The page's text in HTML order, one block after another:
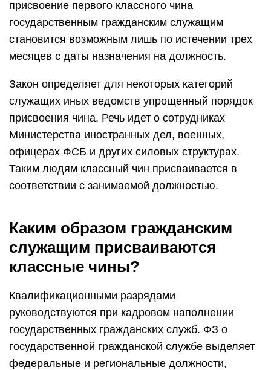
присвоение первого классного чина
государственным гражданским служащим
становится возможным лишь по истечении трех
месяцев с даты назначения на должность.
Закон определяет для некоторых категорий
служащих иных ведомств упрощенный порядок
присвоения чина. Речь идет о сотрудниках
Министерства иностранных дел, военных,
офицерах ФСБ и других силовых структурах.
Таким людям классный чин присваивается в
соответствии с занимаемой должностью.
Каким образом гражданским
служащим присваиваются
классные чины?
Квалификационными разрядами
руководствуются при кадровом наполнении
государственных гражданских служб. ФЗ о
государственной гражданской службе выделяет
федеральные и региональные должности,